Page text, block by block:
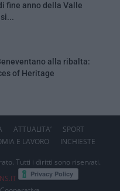
fine anno della Valle
alla ribalta:
of Heritage
ATTUALITA’
SPORT
E LAVORO INCHIESTE
Tutti i diritti sono riservati.